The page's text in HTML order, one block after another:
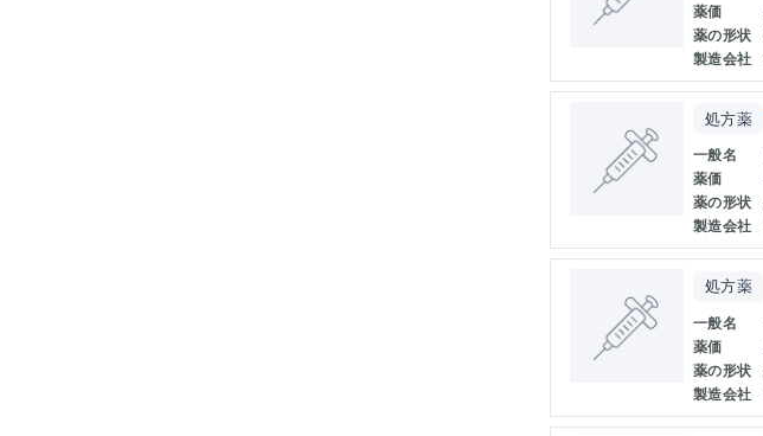
薬価
薬の形状
製造会社
処方薬
一般名
薬価
薬の形状
製造会社
処方薬
一般名
薬価
薬の形状
製造会社